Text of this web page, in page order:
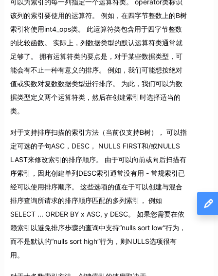
该列的索引要使用的运算符。 例如，在四字节整数上的B树
索引将使用int4_ops类。 此运算符类包含用于四字节整数
的比较函数。 实际上，列数据类型的默认运算符类通常就
足够了。 拥有运算符类的要点是，对于某些数据类型，可
能会有不止一种有意义的排序。 例如，我们可能想按绝对
值或实数对复数数据类型进行排序。 为此，我们可以为数
据类型定义两个运算符类，然后在创建索引时选择适当的
类。
对于支持排序扫描的索引方法（当前仅支持B树）， 可以指
定可选的子句ASC，DESC， NULLS FIRST和/或NULLS
LAST来修改索引的排序顺序。 由于可以向前或向后扫描有
序索引，因此创建单列DESC索引通常没有用 - 常规索引已
经可以使用排序顺序。 这些选项的值在于可以创建与混合
排序查询所请求的排序顺序匹配的多列索引， 例如
SELECT ... ORDER BY x ASC, y DESC。 如果您需要在依
赖索引以避免排序步骤的查询中支持“nulls sort low”行为，
而不是默认的“nulls sort high”行为，则NULLS选项很有
用。